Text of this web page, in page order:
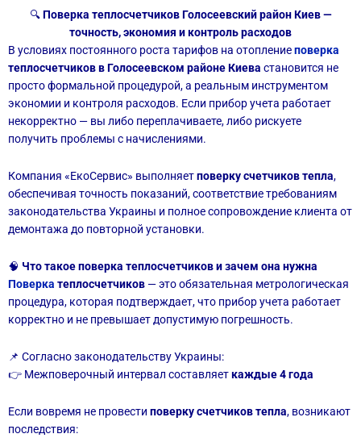
🔍Поверка теплосчетчиков Голосеевский район Киев —
точность, экономия и контроль расходов
В условиях постоянного роста тарифов на отоплениеповерка
теплосчетчиков в Голосеевском районе Киева становится не
просто формальной процедурой, а реальным инструментом
экономии и контроля расходов. Если прибор учета работает
некорректно — вы либо переплачиваете, либо рискуете
получить проблемы с начислениями.
Компания «ЕкоСервис» выполняетповерку счетчиков тепла,
обеспечивая точность показаний, соответствие требованиям
законодательства Украины и полное сопровождение клиента от
демонтажа до повторной установки.
🧠 Что такое поверка теплосчетчиков и зачем она нужна
Поверка теплосчетчиков — это обязательная метрологическая
процедура, которая подтверждает, что прибор учета работает
корректно и не превышает допустимую погрешность.
📌 Согласно законодательству Украины:
👉 Межповерочный интервал составляеткаждые 4 года
Если вовремя не провести поверку счетчиков тепла, возникают
последствия: